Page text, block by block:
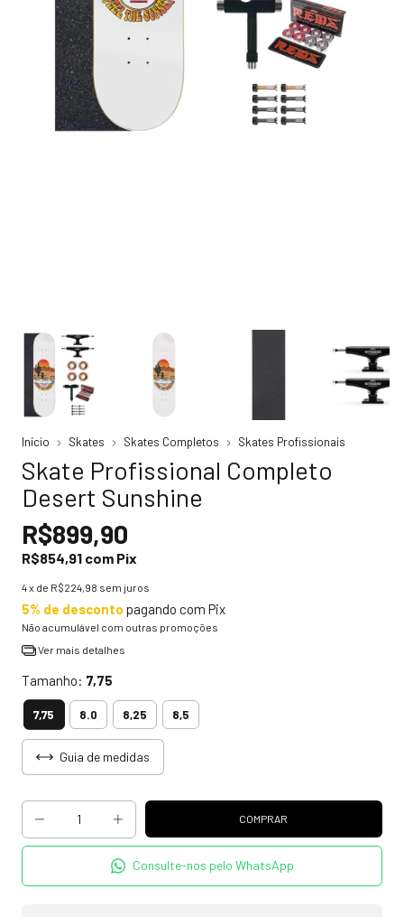
Início Skates Skates Completos Skates Profissionais
Skate Profissional Completo
Desert Sunshine
R$899,90
R$854,91 com Pix
4x de R$224,98 sem juros
5% de desconto pagando com Pix
Não acumulável com outras promoções
Ver mais detalhes
Tamanho: 7,75
7,75 8.0 8,25 8,5
Guia de medidas
Consulte-nos pelo WhatsApp